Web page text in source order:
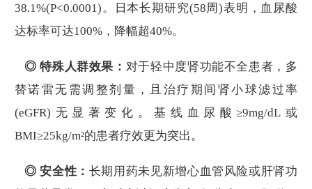
38.1%(P<0.0001)。日本长期研究(58周)表明，血尿酸
达标率可达100%，降幅超40%。
◎ 特殊人群效果： 对于轻中度肾功能不全患者，多
替诺雷无需调整剂量，且治疗期间肾小球滤过率
(eGFR)无显著变化。基线血尿酸≥9mg/dL或
BMI≥25kg/m²的患者疗效更为突出。
◎ 安全性： 长期用药未见新增心血管风险或肝肾功